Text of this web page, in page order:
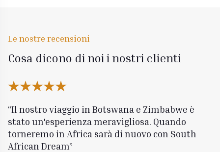
Le nostre recensioni
Cosa dicono di noi i nostri clienti
Il nostro viaggio in Botswana e Zimbabwe è
stato un'esperienza meravigliosa. Quando
torneremo in Africa sarà di nuovo con South
African Dream